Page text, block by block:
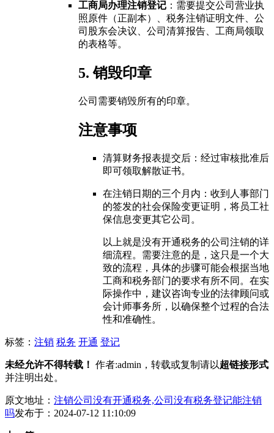
工商局办理注销登记 ：需要提交公司营业执
照原件（正副本）、税务注销证明文件、公
司股东会决议、公司清算报告、工商局领取
的表格等。
5. 销毁印章
公司需要销毁所有的印章。
注意事项
清算财务报表提交后：经过审核批准后
即可领取解散证书。
在注销日期的三个月内：收到人事部门
的签发的社会保险变更证明，将员工社
保信息变更其它公司。
以上就是没有开通税务的公司注销的详
细流程。需要注意的是，这只是一个大
致的流程，具体的步骤可能会根据当地
工商和税务部门的要求有所不同。在实
际操作中，建议咨询专业的法律顾问或
会计师事务所，以确保整个过程的合法
性和准确性。
标签： 注销 税务 开通 登记
未经允许不得转载！ 作者:admin，转载或复制请以超链接形式
并注明出处。
原文地址： 注销公司没有开通税务,公司没有税务登记能注销
吗发布于：2024-07-12 11:10:09